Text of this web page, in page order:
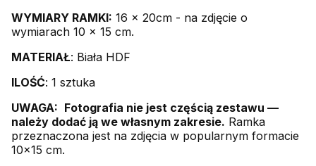
WYMIARY RAMKI: 16 x 20cm - na zdjęcie o
wymiarach 10 x 15 cm.
MATERIAŁ: Biała HDF
ILOŚĆ: 1 sztuka
UWAGA: Fotografia nie jest częścią zestawu —
należy dodać ją we własnym zakresie. Ramka
przeznaczona jest na zdjęcia w popularnym formacie
10×15 cm.